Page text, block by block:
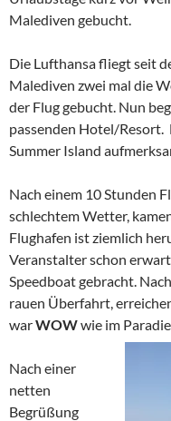
Malediven gebucht.
Die Lufthansa fliegt seit
Malediven zwei mal die
der Flug gebucht. Nun
passenden Hotel/Resort.
Summer Island
Nach einem 10 Stunden
schlechtem Wetter,
Flughafen ist ziemlich
Veranstalter schon
Speedboat gebracht.
rauen Überfahrt,
warWOWwie im
Nach einer
netten
Begrüßung